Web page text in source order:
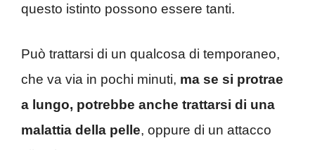
questo istinto possono essere tanti.
Può trattarsi di un qualcosa di temporaneo,
che va via in pochi minuti, ma se si protrae
a lungo, potrebbe anche trattarsi di una
malattia della pelle, oppure di un attacco